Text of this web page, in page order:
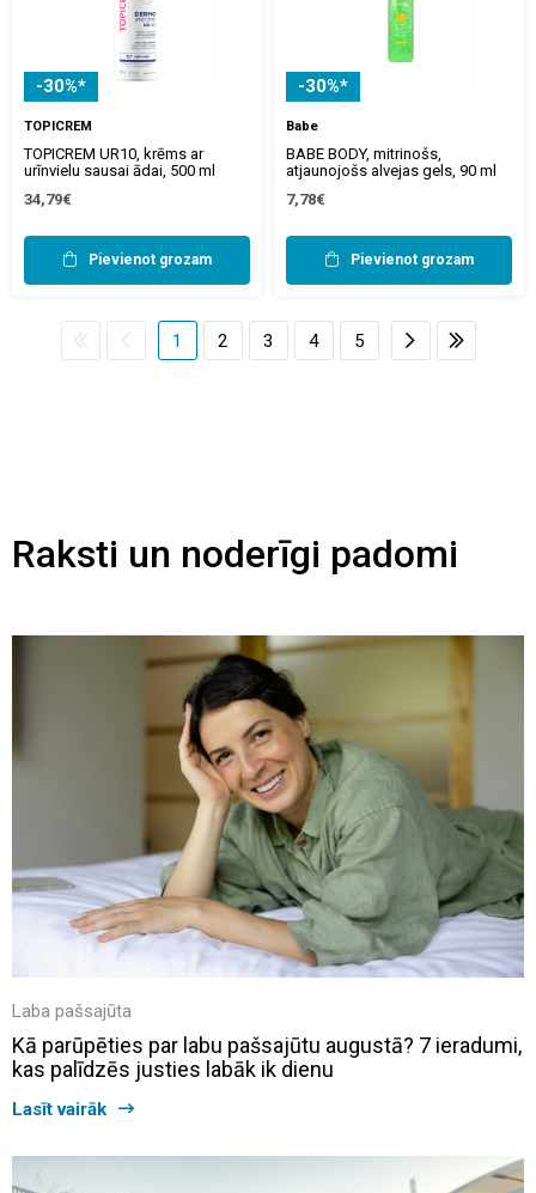
-30%*
TOPICREM
TOPICREM UR10, krēms ar
urīnvielu sausai ādai, 500 ml
34,79€
Pievienot grozam
-30%*
Babe
BABE BODY, mitrinošs,
atjaunojošs alvejas gels, 90 ml
7,78€
Pievienot grozam
1 2 3 4 5
Raksti un noderīgi padomi
Laba pašsajūta
Kā parūpēties par labu pašsajūtu augustā? 7 ieradumi,
kas palīdzēs justies labāk ik dienu
Lasīt vairāk